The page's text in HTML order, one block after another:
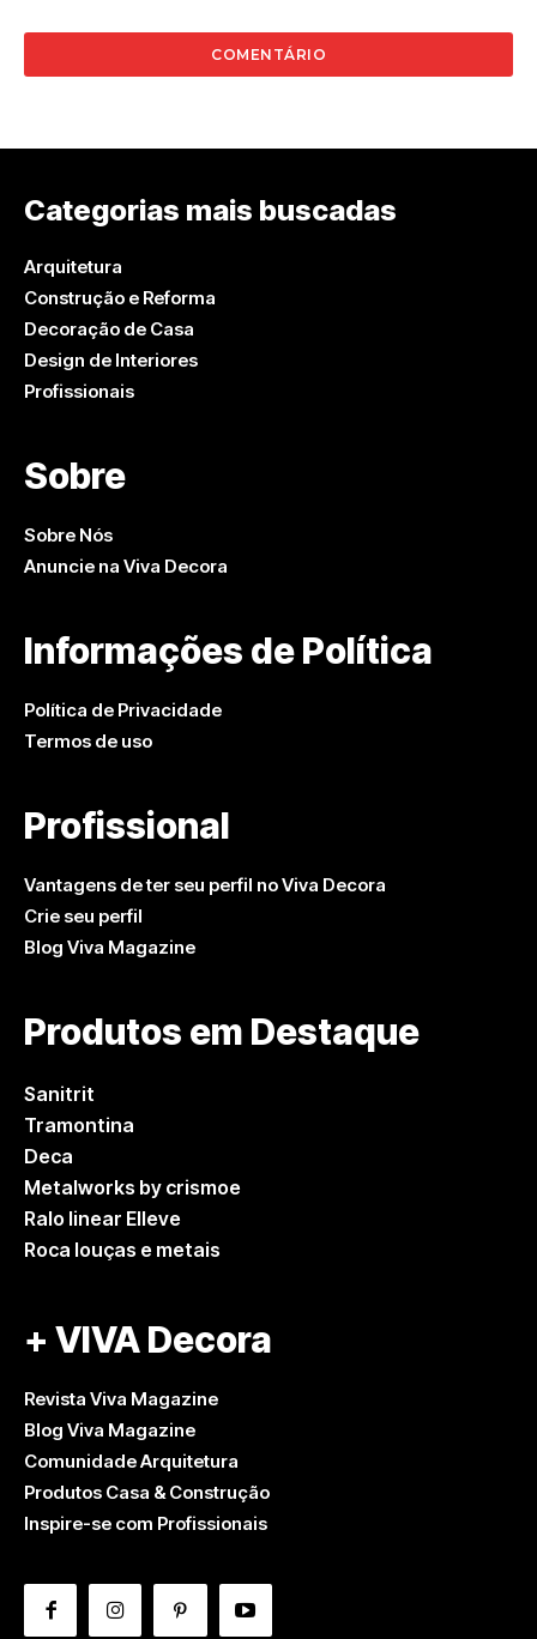
Categorias mais buscadas
Arquitetura
Construção e Reforma
Decoração de Casa
Design de Interiores
Profissionais
Sobre
Sobre Nós
Anuncie na Viva Decora
Informações de Política
Política de Privacidade
Termos de uso
Profissional
Vantagens de ter seu perfil no Viva Decora
Crie seu perfil
Blog Viva Magazine
Produtos em Destaque
Sanitrit
Tramontina
Deca
Metalworks by crismoe
Ralo linear Elleve
Roca louças e metais
+ VIVA Decora
Revista Viva Magazine
Blog Viva Magazine
Comunidade Arquitetura
Produtos Casa & Construção
Inspire-se com Profissionais